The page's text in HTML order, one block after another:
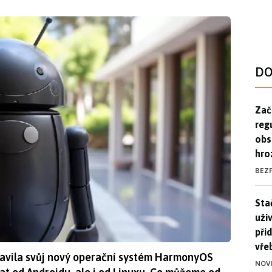
svůj nový operační systém HarmonyOS